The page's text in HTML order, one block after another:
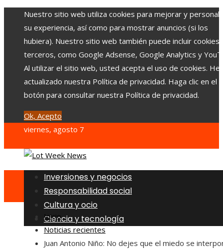
Nuestro sitio web utiliza cookies para mejorar y
su experiencia, así como para mostrar anuncios (si los
hubiera). Nuestro sitio web también puede incluir cookies
terceros, como Google Adsense, Google Analytics y
Al utilizar el sitio web, usted acepta el uso de cookies.
actualizado nuestra Política de privacidad. Haga clic en el
botón para consultar nuestra Política de privacidad.
Ok, Acepto
viernes, agosto 7
Inversiones y negocios
Responsabilidad social
Cultura y ocio
Ciencia y tecnología
Inicio
Noticias recientes
Juan Antonio Niño: No dejes que el miedo se